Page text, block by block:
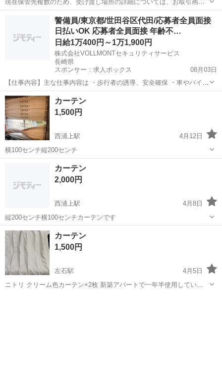
現在保管先複数のため、受け渡し場所の詳細については、お取引画面
にて打合せ致します。 ご希望数をお知らせください。 お問合せお待ち
しています。 できるだけ早くとりにきてくれる方を優先させていただ
きます。 よろしくおねがいします。
長崎市 崇福寺駅 カーテン、ブラインド アイアン
警備員/東京都/世田谷区代田/応募者全員面接
日払いOK 応募者全員面接 年齢不…
日給1万400円～1万1,900円
株式会社VOLLMONTセキュリティサービス
長崎県
スポンサー：求人ボックス
08月03日
【仕事内容】主な仕事内容は ・歩行者の誘導、安全確保 ・車やバイク
などの車両の誘導 などをお任せします。 年齢や経験、性別に関係な
く、誰でもスグに始められる仕事です。 現場に出る前にしっかりとし
た研修があるので、未経験の方もご安心...
アルバイト・パート
カーテン
1,500円
西浦上駅
4月12日
横100センチ縦200センチ
カーテン
2,000円
西浦上駅
4月8日
縦200センチ横100センチカーテンです
長崎 長崎市
カーテン
1,500円
左石駅
4月5日
ニトリ クリーム色カーテン×2枚 新築アパートで一年半使用していた